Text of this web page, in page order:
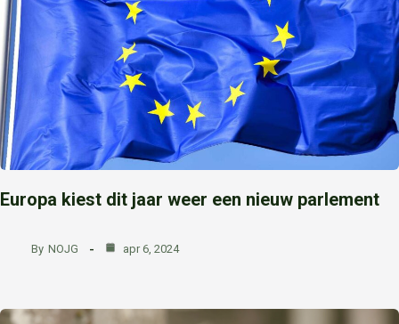
Europa kiest dit jaar weer een nieuw parlement
By NOJG apr 6, 2024